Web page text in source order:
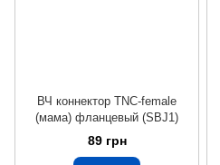
ВЧ коннектор TNC-female
(мама) фланцевый (SBJ1)
89 грн